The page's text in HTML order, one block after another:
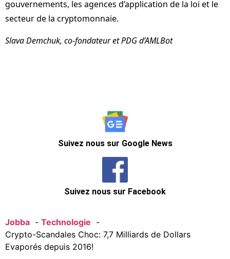
gouvernements, les agences d’application de la loi et le
secteur de la cryptomonnaie.
Slava Demchuk, co-fondateur et PDG d’AMLBot
Suivez nous sur Google News
Suivez nous sur Facebook
Jobba
Technologie
Crypto-Scandales Choc: 7,7 Milliards de Dollars
Evaporés depuis 2016!